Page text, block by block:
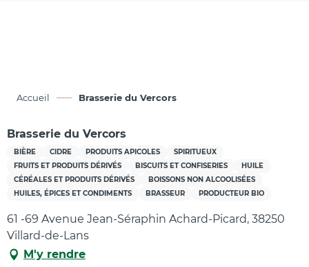
Accueil Brasserie du Vercors
Brasserie du Vercors
BIÈRE CIDRE PRODUITS APICOLES
SPIRITUEUX
FRUITS ET PRODUITS DÉRIVÉS
BISCUITS ET CONFISERIES
HUILE
CÉRÉALES ET PRODUITS DÉRIVÉS
BOISSONS NON ALCOOLISÉES
HUILES, ÉPICES ET CONDIMENTS
BRASSEUR PRODUCTEUR BIO
61 -69 Avenue Jean-Séraphin Achard-Picard, 38250
Villard-de-Lans
M'y rendre